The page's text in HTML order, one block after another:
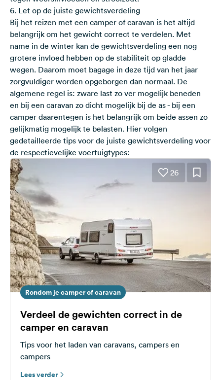
6. Let op de juiste gewichtsverdeling
Bij het reizen met een camper of caravan is het altijd
belangrijk om het gewicht correct te verdelen. Met
name in de winter kan de gewichtsverdeling een nog
grotere invloed hebben op de stabiliteit op gladde
wegen. Daarom moet bagage in deze tijd van het jaar
zorgvuldiger worden opgeborgen dan normaal. De
algemene regel is: zware last zo ver mogelijk beneden
en bij een caravan zo dicht mogelijk bij de as - bij een
camper daarentegen is het belangrijk om beide assen zo
gelijkmatig mogelijk te belasten. Hier volgen
gedetailleerde tips voor de juiste gewichtsverdeling voor
de respectievelijke voertuigtypes:
26
Rondom je camper of caravan
Verdeel de gewichten correct in de
camper en caravan
Tips voor het laden van caravans, campers en
campers
Lees verder